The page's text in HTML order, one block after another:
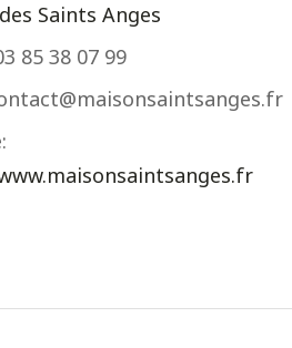
Saints Anges
85 38 07 99